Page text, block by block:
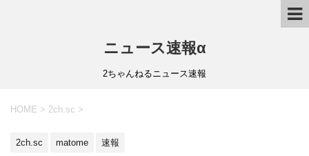
ニュース速報α
2ちゃんねるニュース速報
HOME > 2ch.sc >
2ch.sc matome 速報